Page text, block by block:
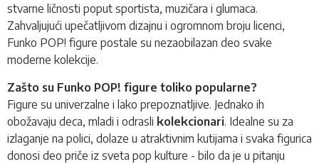
stvarne ličnosti poput sportista, muzičara i glumaca.
Zahvaljujući upečatljivom dizajnu i ogromnom broju licenci,
Funko POP! figure postale su nezaobilazan deo svake
moderne kolekcije.
Zašto su Funko POP! figure toliko popularne?
Figure su univerzalne i lako prepoznatljive. Jednako ih
obožavaju deca, mladi i odrasli kolekcionari. Idealne su za
izlaganje na polici, dolaze u atraktivnim kutijama i svaka figurica
donosi deo priče iz sveta pop kulture - bilo da je u pitanju